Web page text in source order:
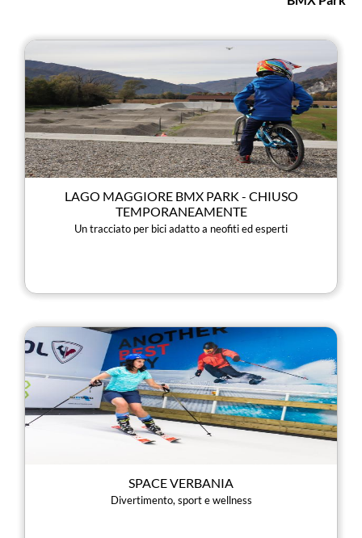
LAGO MAGGIORE BMX PARK - CHIUSO
TEMPORANEAMENTE
Un tracciato per bici adatto a neofiti ed esperti
SPACE VERBANIA
Divertimento, sport e wellness